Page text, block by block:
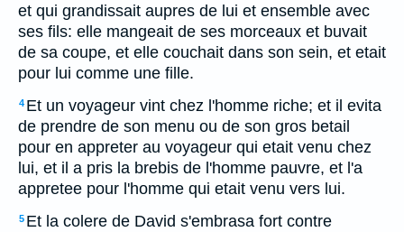
et qui grandissait aupres de lui et ensemble avec
ses fils: elle mangeait de ses morceaux et buvait
de sa coupe, et elle couchait dans son sein, et etait
pour lui comme une fille.
4 Et un voyageur vint chez l'homme riche; et il evita
de prendre de son menu ou de son gros betail
pour en appreter au voyageur qui etait venu chez
lui, et il a pris la brebis de l'homme pauvre, et l'a
appretee pour l'homme qui etait venu vers lui.
5 Et la colere de David s'embrasa fort contre